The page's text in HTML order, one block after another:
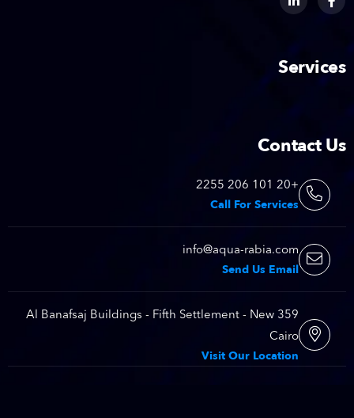
Services
Contact Us
+20 101 206 2255
Call For Services
info@aqua-rabia.com
Send Us Email
359 Al Banafsaj Buildings - Fifth Settlement - New
Cairo
Visit Our Location